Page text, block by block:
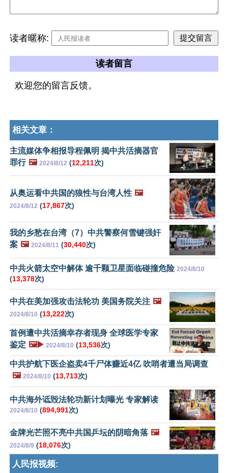
读者暱称:
读者留言
欢迎您的留言反馈。
相关文章：
主流媒体争相报导程佩明 揭中共活摘器官
罪行 🖼️ 2024/8/12 (12,211次)
从奥运看中共国的狼性与台湾人性 🖼️
2024/8/12 (17,867次)
我的乡愁在台湾（7）中共警察何雪键强奸
案 🖼️ 2024/8/11 (30,440次)
中共火箭太空中解体 逾千颗卫星面临碰撞危险 2024/8/10
(13,378次)
中共在美加强攻击法轮功 美国务院关注 🖼️
2024/8/10 (13,222次)
首例遭中共活摘幸存者现身 全球医学专家
鉴定 🖼️▶️ 2024/8/10 (13,536次)
中共护航下医企盗卖4千尸体赚近4亿 吹哨者遭当局调查
🖼️ 2024/8/10 (13,713次)
中共海外诋毁法轮功新计划曝光 专家解读
2024/8/10 (894,991次)
金牌光芒照不亮中共国乒坛的阴暗角落 🖼️
2024/8/9 (18,076次)
人民报视频: